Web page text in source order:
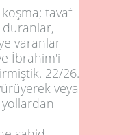
tavaf
duranlar,
varanlar
İbrahim'i
22/26.
veya